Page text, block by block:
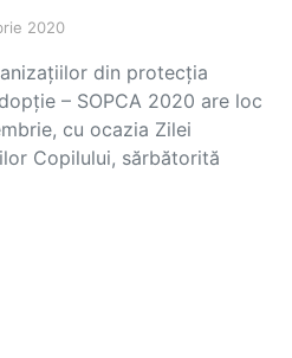
2020
din protecția
– SOPCA 2020 are loc
cu ocazia Zilei
Copilului, sărbătorită